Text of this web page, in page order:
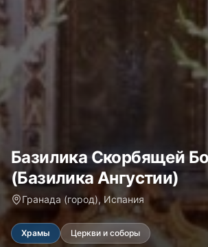
Базилика Скорбящей
(Базилика Ангустии)
Гранада (город), Испания
Храмы Церкви и соборы